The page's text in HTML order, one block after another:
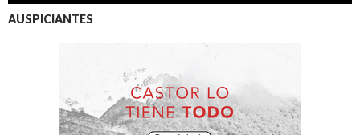
AUSPICIANTES